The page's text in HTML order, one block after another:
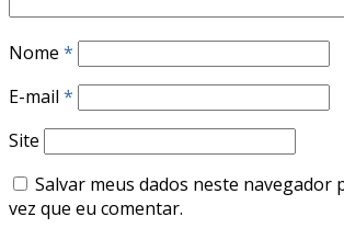
Nome *
E-mail *
Site
Salvar meus dados neste navegador
vez que eu comentar.